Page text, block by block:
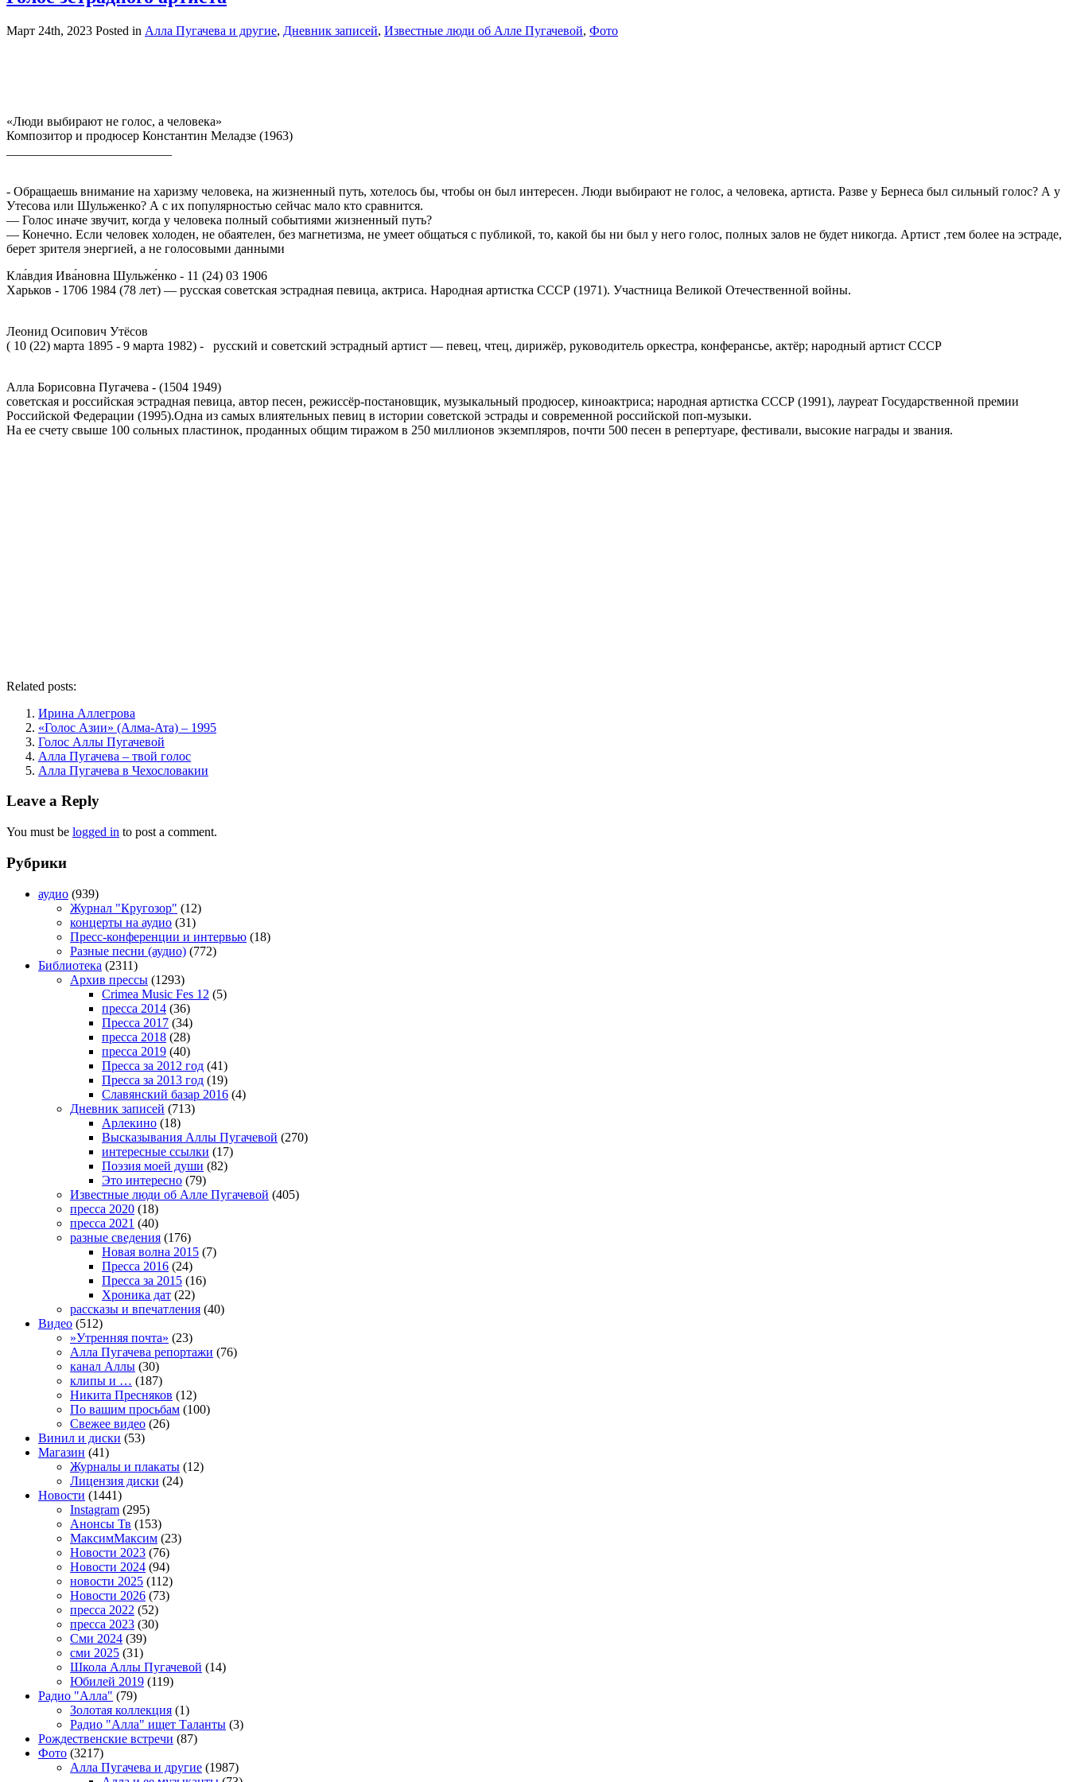
Март 24th, 2023 Posted in Алла Пугачева и другие, Дневник записей, Известные люди об Алле Пугачевой, Фото
«Люди выбирают не голос, а человека»
Композитор и продюсер Константин Меладзе (1963)
- Обращаешь внимание на харизму человека, на жизненный путь, хотелось бы, чтобы он был интересен. Люди выбирают не голос, а человека, артиста. Разве у Бернеса был сильный голос? А у
Утесова или Шульженко? А с их популярностью сейчас мало кто сравнится.
— Голос иначе звучит, когда у человека полный событиями жизненный путь?
— Конечно. Если человек холоден, не обаятелен, без магнетизма, не умеет общаться с публикой, то, какой бы ни был у него голос, полных залов не будет никогда. Артист ,тем более на эстраде,
берет зрителя энергией, а не голосовыми данными
Кла́вдия Ива́новна Шульже́нко - 11 (24) 03 1906
Харьков - 1706 1984 (78 лет) — русская советская эстрадная певица, актриса. Народная артистка СССР (1971). Участница Великой Отечественной войны.
Леонид Осипович Утёсов
( 10 (22) марта 1895 - 9 марта 1982) - русский и советский эстрадный артист — певец, чтец, дирижёр, руководитель оркестра, конферансье, актёр; народный артист СССР
Алла Борисовна Пугачева - (1504 1949)
советская и российская эстрадная певица, автор песен, режиссёр-постановщик, музыкальный продюсер, киноактриса; народная артистка СССР (1991), лауреат Государственной премии
Российской Федерации (1995).Одна из самых влиятельных певиц в истории советской эстрады и современной российской поп-музыки.
На ее счету свыше 100 сольных пластинок, проданных общим тиражом в 250 миллионов экземпляров, почти 500 песен в репертуаре, фестивали, высокие награды и звания.
Related posts:
Ирина Аллегрова
«Голос Азии» (Алма-Ата) – 1995
Голос Аллы Пугачевой
Алла Пугачева – твой голос
Алла Пугачева в Чехословакии
Leave a Reply
You must be logged in to post a comment.
Рубрики
аудио (939)
Журнал "Кругозор" (12)
концерты на аудио (31)
Пресс-конференции и интервью (18)
Разные песни (аудио) (772)
Библиотека (2311)
Архив прессы (1293)
Crimea Music Fes 12 (5)
пресса 2014 (36)
Пресса 2017 (34)
пресса 2018 (28)
пресса 2019 (40)
Пресса за 2012 год (41)
Пресса за 2013 год (19)
Славянский базар 2016 (4)
Дневник записей (713)
Арлекино (18)
Высказывания Аллы Пугачевой (270)
интересные ссылки (17)
Поэзия моей души (82)
Это интересно (79)
Известные люди об Алле Пугачевой (405)
пресса 2020 (18)
пресса 2021 (40)
разные сведения (176)
Новая волна 2015 (7)
Пресса 2016 (24)
Пресса за 2015 (16)
Хроника дат (22)
рассказы и впечатления (40)
Видео (512)
»Утренняя почта» (23)
Алла Пугачева репортажи (76)
канал Аллы (30)
клипы и … (187)
Никита Пресняков (12)
По вашим просьбам (100)
Свежее видео (26)
Винил и диски (53)
Магазин (41)
Журналы и плакаты (12)
Лицензия диски (24)
Новости (1441)
Instagram (295)
Анонсы Тв (153)
МаксимМаксим (23)
Новости 2023 (76)
Новости 2024 (94)
новости 2025 (112)
Новости 2026 (73)
пресса 2022 (52)
пресса 2023 (30)
Сми 2024 (39)
сми 2025 (31)
Школа Аллы Пугачевой (14)
Юбилей 2019 (119)
Радио "Алла" (79)
Золотая коллекция (1)
Радио "Алла" ищет Таланты (3)
Рождественские встречи (87)
Фото (3217)
Алла Пугачева и другие (1987)